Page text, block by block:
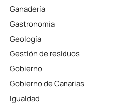
Ganadería
Gastronomía
Geología
Gestión de residuos
Gobierno
Gobierno de Canarias
Igualdad